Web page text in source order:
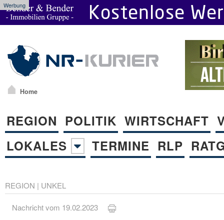
Werbung
Home
REGION POLITIK WIRTSCHAFT
LOKALES
TERMINE RLP
REGION | UNKEL
Nachricht vom 19.02.2023